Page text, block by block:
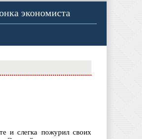
экономиста
и слегка пожурил своих